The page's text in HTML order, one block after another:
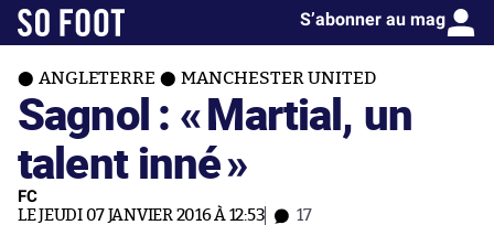
S’abonner au mag
ANGLETERRE MANCHESTER UNITED
Sagnol : «Martial, un
talent inné»
FC
LE JEUDI 07 JANVIER 2016 À 12:53 17